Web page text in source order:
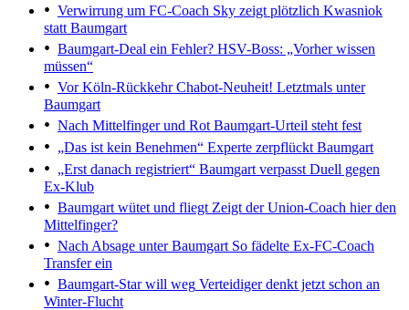
Verwirrung um FC-Coach Sky zeigt plötzlich Kwasniok
statt Baumgart
Baumgart-Deal ein Fehler? HSV-Boss: „Vorher wissen
müssen“
Vor Köln-RückkehrChabot-Neuheit! Letztmals unter
Baumgart
Nach Mittelfinger und Rot Baumgart-Urteil steht fest
„Das ist kein Benehmen“ Experte zerpflückt Baumgart
„Erst danach registriert“ Baumgart verpasst Duell gegen
Ex-Klub
Baumgart wütet und fliegt Zeigt der Union-Coach hier den
Mittelfinger?
Nach Absage unter Baumgart So fädelte Ex-FC-Coach
Transfer ein
Baumgart-Star will weg Verteidiger denkt jetzt schon an
Winter-Flucht